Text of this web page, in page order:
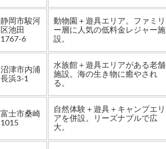
静岡市駿河
区池田
1767-6
動物園＋遊具エリア。ファミリ
ー層に人気の低料金レジャー施
設。
沼津市内浦
長浜3-1
水族館＋遊具エリアがある老舗
施設。海の生き物に癒やされ
る。
富士市桑崎
1015
自然体験＋遊具＋キャンプエリ
アを併設。リーズナブルで広
大。